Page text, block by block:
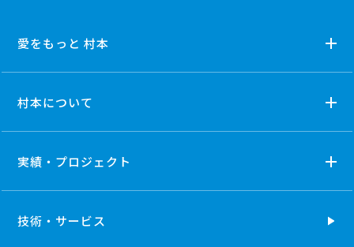
愛をもっと 村本
村本について
実績・プロジェクト
技術・ サービス